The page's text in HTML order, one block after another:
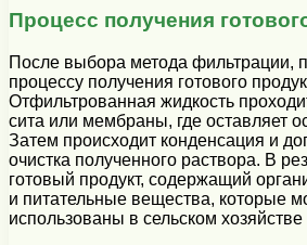
Процесс получения
После выбора метода фильтрации,
процессу получения готового
Отфильтрованная жидкость
сита или мембраны, где оставляет
Затем происходит конденсация и
очистка полученного раствора. В
готовый продукт, содержащий
и питательные вещества, которые
использованы в сельском